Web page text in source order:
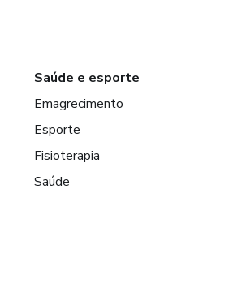
Saúde e esporte
Emagrecimento
Esporte
Fisioterapia
Saúde